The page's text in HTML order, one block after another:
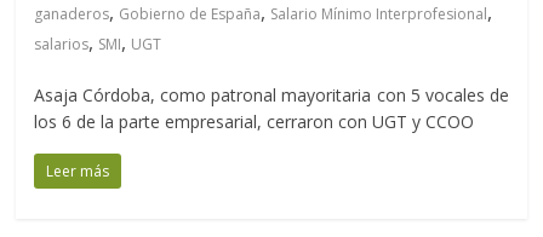
ganaderos, Gobierno de España, Salario Mínimo Interprofesional,
salarios, SMI, UGT
Asaja Córdoba, como patronal mayoritaria con 5 vocales de
los 6 de la parte empresarial, cerraron con UGT y CCOO
Leer más